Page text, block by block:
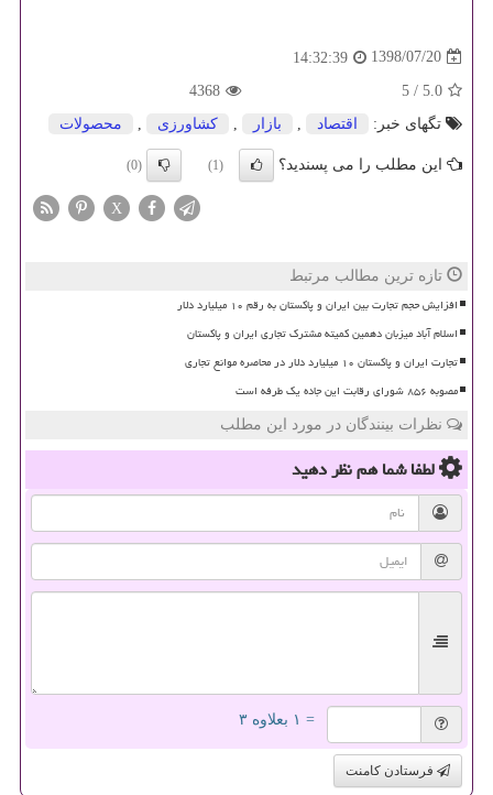
1398/07/20
14:32:39
5.0
/
5
4368
تگهای خبر:
اقتصاد بازار كشاورزی محصولات
این مطلب را می پسندید؟ (1)
(0)
X
تازه ترین مطالب مرتبط
افزایش حجم تجارت بین ایران و پاکستان به رقم ۱۰ میلیارد دلار
اسلام آباد میزبان دهمین کمیته مشترک تجاری ایران و پاکستان
تجارت ایران و پاکستان ۱۰ میلیارد دلار در محاصره موانع تجاری
مصوبه ۸۵۶ شورای رقابت این جاده یک طرفه است
نظرات بینندگان در مورد این مطلب
لطفا شما همنظر دهید
= ۱ بعلاوه ۳
فرستادن کامنت